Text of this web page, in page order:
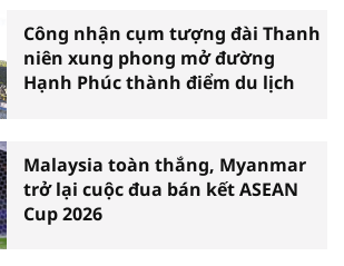
Công nhận cụm tượng đài Thanh
niên xung phong mở đường
Hạnh Phúc thành điểm du lịch
Malaysia toàn thắng, Myanmar
trở lại cuộc đua bán kết ASEAN
Cup 2026